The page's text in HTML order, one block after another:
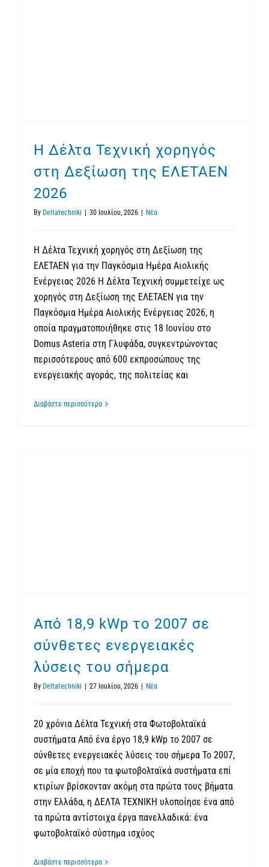
Η Δέλτα Τεχνική χορηγός
στη Δεξίωση της ΕΛΕΤΑΕΝ
2026
By Deltatechniki 30 Ιουλίου, 2026 Νέα
Η Δέλτα Τεχνική χορηγός στη Δεξίωση της
ΕΛΕΤΑΕΝ για την Παγκόσμια Ημέρα Αιολικής
Ενέργειας 2026 Η Δέλτα Τεχνική συμμετείχε ως
χορηγός στη Δεξίωση της ΕΛΕΤΑΕΝ για την
Παγκόσμια Ημέρα Αιολικής Ενέργειας 2026, η
οποία πραγματοποιήθηκε στις 18 Ιουνίου στο
Domus Asteria στη Γλυφάδα, συγκεντρώνοντας
περισσότερους από 600 εκπροσώπους της
ενεργειακής αγοράς, της πολιτείας και
Διαβάστε περισσότερα
Από 18,9 kWp το 2007 σε
σύνθετες ενεργειακές
λύσεις του σήμερα
By Deltatechniki | 27 Ιουλίου, 2026 | Νέα
20 χρόνια Δέλτα Τεχνική στα Φωτοβολταϊκά
συστήματα Από ένα έργο 18,9 kWp το 2007 σε
σύνθετες ενεργειακές λύσεις του σήμερα Το 2007,
σε μία εποχή που τα φωτοβολταϊκά συστήματα επί
κτιρίων βρίσκονταν ακόμη στα πρώτα τους βήματα
στην Ελλάδα, η ΔΕΛΤΑ ΤΕΧΝΙΚΗ υλοποίησε ένα από
τα πρώτα αντίστοιχα έργα πανελλαδικά: ένα
φωτοβολταϊκό σύστημα ισχύος
Διαβάστε περισσότερα